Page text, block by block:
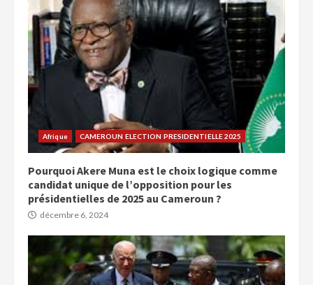
Afrique CAMEROUN ELECTION PRESIDENTIELLE 2025
Pourquoi Akere Muna est le choix logique comme
candidat unique de l’opposition pour les
présidentielles de 2025 au Cameroun ?
décembre 6, 2024